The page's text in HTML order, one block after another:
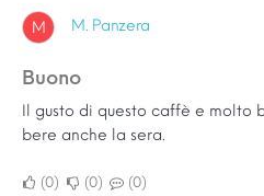
M M. Panzera
Buono
Il gusto di questo caffè e molto
bere anche la sera.
0 0 0